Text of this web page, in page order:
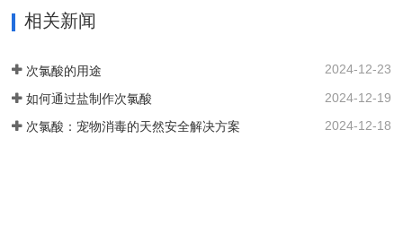
消毒问题。各地市的使用标准：解决方案
以及使用场景：1. 一机多用，解决牙椅水
相关新闻
次氯酸的用途 2024-12-23
如何通过盐制作次氯酸 2024-12-19
次氯酸：宠物消毒的天然安全解决方案 2024-12-18